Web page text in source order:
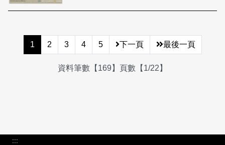
1 2 3 4 5 下一頁 最後一頁
資料筆數【169】頁數【1/22】
:::